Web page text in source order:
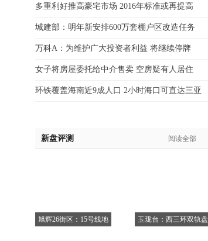
于女士:182****8478
多重利好推高豪宅市场 2016年标准或再提高
城建部：明年新安排600万套棚户区改造任务
万科A：为维护广大投资者利益 将继续停牌
女子将房屋委托给中介售卖 空房疑有人居住
环铁覆盖海南近9成人口 2小时海口可直达三亚
新盘评测 阅读全部
旭辉26街区：15号线地 玉珑台：西三环双轨盘